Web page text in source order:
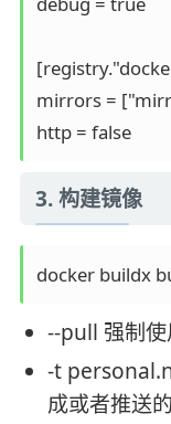
mirrors =
http = false
3. 构建镜像
docker buildx
--pull 强制
-t
成或者推送